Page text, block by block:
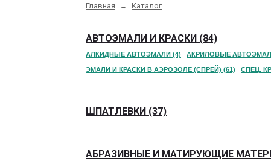
Главная → Каталог
АВТОЭМАЛИ И КРАСКИ (84)
АЛКИДНЫЕ АВТОЭМАЛИ (4) АКРИЛОВЫЕ
ЭМАЛИ И КРАСКИ В АЭРОЗОЛЕ (СПРЕЙ) (61) СПЕЦ.
ШПАТЛЕВКИ (37)
АБРАЗИВНЫЕ И МАТИРУЮЩИЕ